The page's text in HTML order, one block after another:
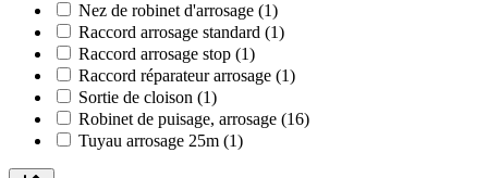
Nez de robinet d'arrosage (1)
Raccord arrosage standard (1)
Raccord arrosage stop (1)
Raccord réparateur arrosage (1)
Sortie de cloison (1)
Robinet de puisage, arrosage (16)
Tuyau arrosage 25m (1)